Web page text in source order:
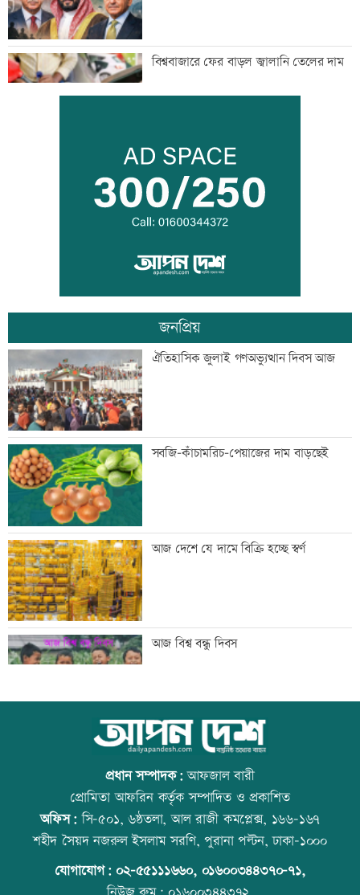
বিশ্ববাজারে ফের বাড়ল জ্বালানি তেলের দাম
সিলেটে দুই বাসের সংঘর্ষে প্রাণ গেল
আটজনের
দুপুরের মধ্যে ঝোড়ো হাওয়াসহ বজ্রবৃষ্টি হতে
পারে যেসব অঞ্চলে
ডিএমপির ১২ ঊর্ধ্বতন কর্মকর্তাকে বদলি
জন্মসূত্রে নাগরিকত্ব সীমিত করতে ট্রাম্পের
নতুন নির্বাহী আদেশ
টেলিভিশনে আজকের যত খেলা
শুক্রবার রাজধানীর যেসব মার্কেট-দর্শনীয় স্থান
বন্ধ
সাতসকালে সড়কে ঝরল ছয় প্রাণ
আজ দেশে স্বর্ণের ভরি কত
জনপ্রিয়
ঐতিহাসিক জুলাই গণঅভ্যুত্থান দিবস আজ
সবজি-কাঁচামরিচ-পেয়াজের দাম বাড়ছেই
আজ দেশে যে দামে বিক্রি হচ্ছে স্বর্ণ
আজ বিশ্ব বন্ধু দিবস
স্কুল ছাত্রীকে দলবদ্ধ ধর্ষণসহ ভিডিও ধারণ
প্রতিমন্ত্রীকে ঘিরে ভাইরাল ভিডিওতে ছবি
জুড়ে অপপ্রচার: এলিন
প্রধান সম্পাদক:আফজাল বারী
প্রোমিতা আফরিন কর্তৃক সম্পাদিত ও প্রকাশিত
অফিস:সি-৫০১, ৬ষ্ঠতলা, আল রাজী কমপ্লেক্স, ১৬৬-১৬৭
শহীদ সৈয়দ নজরুল ইসলাম সরণি, পুরানা পল্টন, ঢাকা-১০০০
যোগাযোগ: ০২-৫৫১১১৬৬০, ০১৬০০৩৪৪৩৭০-৭১,